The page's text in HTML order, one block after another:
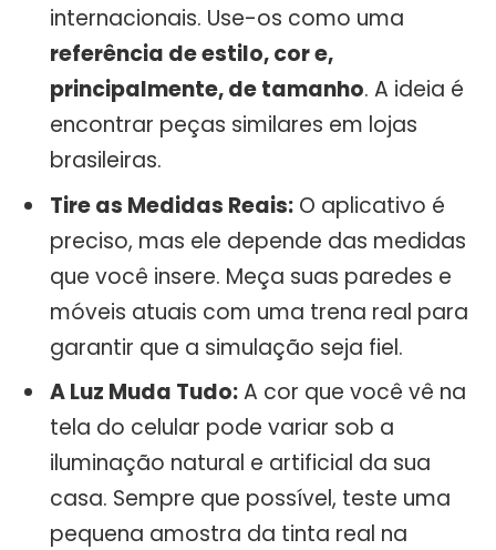
internacionais. Use-os como uma
referência de estilo, cor e,
principalmente, de tamanho. A ideia é
encontrar peças similares em lojas
brasileiras.
Tire as Medidas Reais: O aplicativo é
preciso, mas ele depende das medidas
que você insere. Meça suas paredes e
móveis atuais com uma trena real para
garantir que a simulação seja fiel.
A Luz Muda Tudo:A cor que você vê na
tela do celular pode variar sob a
iluminação natural e artificial da sua
casa. Sempre que possível, teste uma
pequena amostra da tinta real na